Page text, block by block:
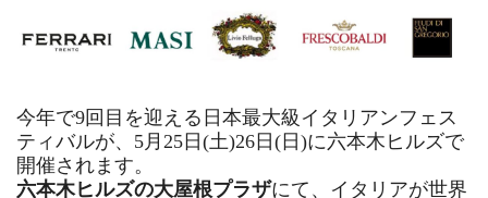
今年で9回目を迎える日本最大級イタリアンフェス
ティバルが、5月25日(土)26日(日)に六本木ヒルズで
開催されます。
六本木ヒルズの大屋根プラザにて、イタリアが世界